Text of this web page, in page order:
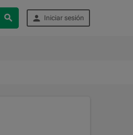
  Iniciar sesión